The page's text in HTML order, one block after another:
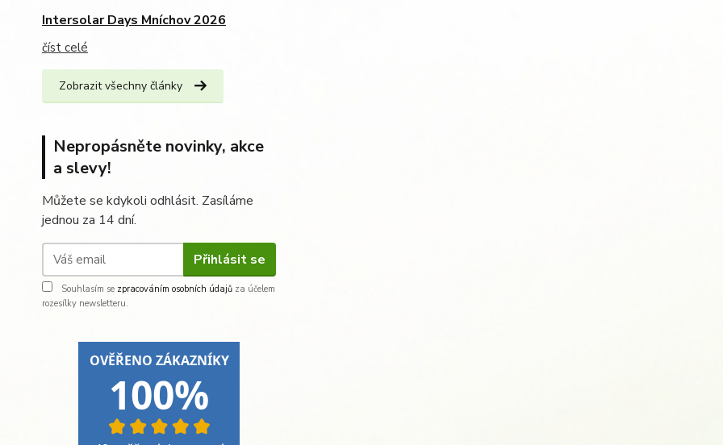
Intersolar Days Mníchov 2026
číst celé
Zobrazit všechny články
Nepropásněte novinky, akce
a slevy!
Můžete se kdykoli odhlásit. Zasíláme
jednou za 14 dní.
Přihlásit se
Souhlasím se zpracováním osobních údajů za účelem
rozesílky newsletteru.